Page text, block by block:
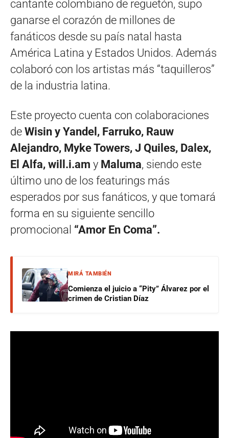
cantante colombiano de reguetón, supo
ganarse el corazón de millones de
fanáticos desde su país natal hasta
América Latina y Estados Unidos. Además
colaboró con los artistas más “taquilleros”
de la industria latina.
Este proyecto cuenta con colaboraciones
de Wisin y Yandel, Farruko, Rauw
Alejandro, Myke Towers, J Quiles, Dalex,
El Alfa, will.i.am y Maluma, siendo este
último uno de los featurings más
esperados por sus fanáticos, y que tomará
forma en su siguiente sencillo
promocional “Amor En Coma”.
MIRÁ TAMBIÉN
Comienza el juicio a “Pity” Álvarez por el
crimen de Cristian Díaz